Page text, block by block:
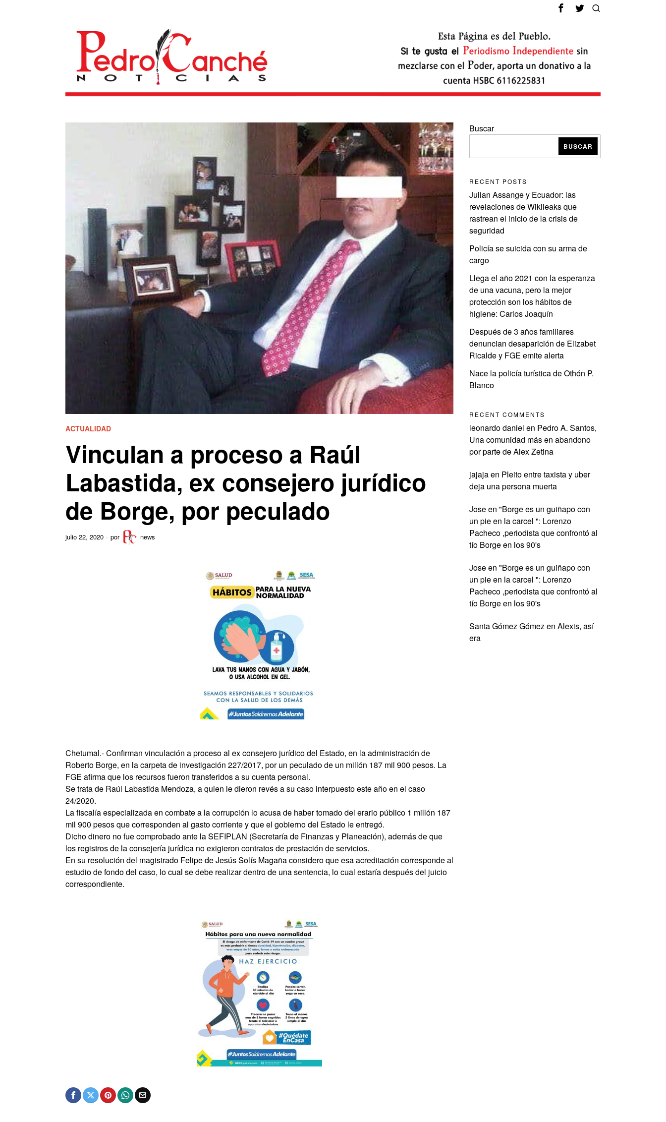
ACTUALIDAD
Vinculan a proceso a Raúl
Labastida, ex consejero jurídico
de Borge, por peculado
julio 22, 2020 por news
Chetumal.- Confirman vinculación a proceso al ex consejero jurídico del Estado, en la administración de
Roberto Borge, en la carpeta de investigación 227/2017, por un peculado de un millón 187 mil 900 pesos. La
FGE afirma que los recursos fueron transferidos a su cuenta personal.
Se trata de Raúl Labastida Mendoza, a quien le dieron revés a su caso interpuesto este año en el caso
24/2020.
La fiscalía especializada en combate a la corrupción lo acusa de haber tomado del erario público 1 millón 187
mil 900 pesos que corresponden al gasto corriente y que el gobierno del Estado le entregó.
Dicho dinero no fue comprobado ante la SEFIPLAN (Secretaría de Finanzas y Planeación), además de que
los registros de la consejería jurídica no exigieron contratos de prestación de servicios.
En su resolución del magistrado Felipe de Jesús Solís Magaña considero que esa acreditación corresponde al
estudio de fondo del caso, lo cual se debe realizar dentro de una sentencia, lo cual estaría después del juicio
correspondiente.
Buscar
BUSCAR
RECENT POSTS
Julian Assange y Ecuador: las
revelaciones de Wikileaks que
rastrean el inicio de la crisis de
seguridad
Policía se suicida con su arma de
cargo
Llega el año 2021 con la esperanza
de una vacuna, pero la mejor
protección son los hábitos de
higiene: Carlos Joaquín
Después de 3 años familiares
denuncian desaparición de Elizabet
Ricalde y FGE emite alerta
Nace la policía turística de Othón P.
Blanco
RECENT COMMENTS
leonardo daniel en Pedro A. Santos,
Una comunidad más en abandono
por parte de Alex Zetina
jajajaen Pleito entre taxista y uber
deja una persona muerta
Joseen "Borge es un guiñapo con
un pie en la carcel ": Lorenzo
Pacheco ,periodista que confrontó al
tío Borge en los 90's
Joseen "Borge es un guiñapo con
un pie en la carcel ": Lorenzo
Pacheco ,periodista que confrontó al
tío Borge en los 90's
Santa Gómez Gómezen Alexis, así
era